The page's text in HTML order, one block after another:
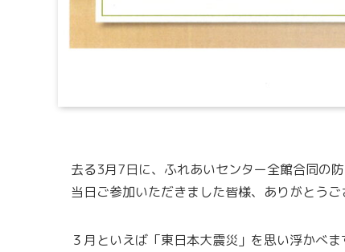
去る3月7日に、ふれあいセンター全館合同の防
当日ご参加いただきました皆様、ありがとうご
３月といえば「東日本大震災」を思い浮かべま